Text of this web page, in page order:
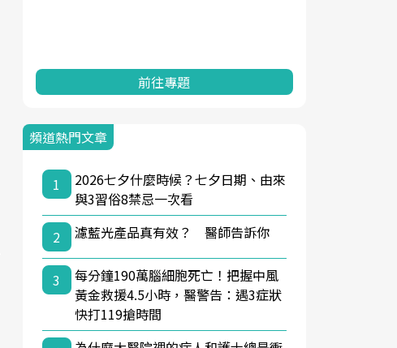
前往專題
頻道熱門文章
1
2026七夕什麼時候？七夕日期、由來
與3習俗8禁忌一次看
2
濾藍光產品真有效？ 醫師告訴你
3
每分鐘190萬腦細胞死亡！把握中風
黃金救援4.5小時，醫警告：遇3症狀
快打119搶時間